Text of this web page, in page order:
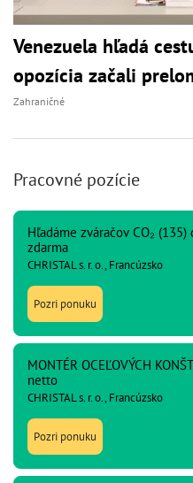
Venezuela hľadá
opozícia začali
Zahraničné
Pracovné pozície
Hľadáme zváračov CO₂
zdarma
CHRISTAL s. r. o., Francúzsko
Pozri ponuku
MONTÉR OCEĽOVÝCH
netto
CHRISTAL s. r. o., Francúzsko
Pozri ponuku